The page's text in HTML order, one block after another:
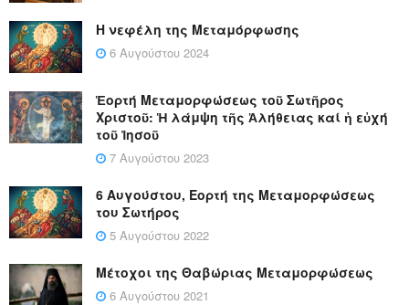
Η νεφέλη της Μεταμόρφωσης
6 Αυγούστου 2024
Ἑορτή Μεταμορφώσεως τοῦ Σωτῆρος
Χριστοῦ: Ἡ λάμψη τῆς Ἀλήθειας καί ἡ εὐχή
τοῦ Ἰησοῦ
7 Αυγούστου 2023
6 Αυγούστου, Εορτή της Μεταμορφώσεως
του Σωτήρος
5 Αυγούστου 2022
Μέτοχοι της Θαβώριας Μεταμορφώσεως
6 Αυγούστου 2021